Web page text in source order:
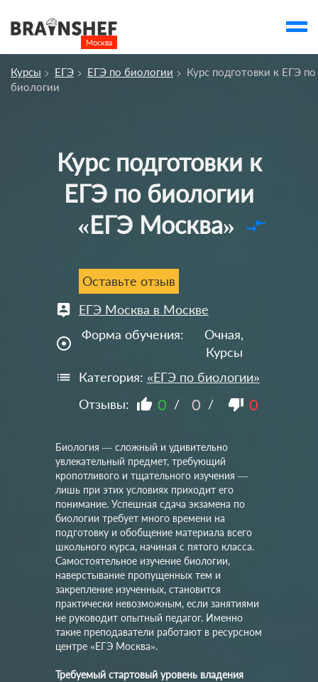
Москва
Посмотреть по России
О компании
Курсы ЕГЭ ЕГЭ по биологии
Курс подготовки к ЕГЭ по
биологии
Курс подготовки к
ЕГЭ по биологии
«ЕГЭ Москва» compare_arrows
ЕГЭ Москва в Москве
adjust
Форма обучения:
Очная,
Курсы
Категория: «ЕГЭ по биологии»
Отзывы:
0 / 0 / 0
Оставьте отзыв
Биология — сложный и удивительно
увлекательный предмет, требующий
кропотливого и тщательного изучения —
лишь при этих условиях приходит его
понимание. Успешная сдача экзамена по
биологии требует много времени на
подготовку и обобщение материала всего
школьного курса, начиная с пятого класса.
Самостоятельное изучение биологии,
наверстывание пропущенных тем и
закрепление изученных, становится
практически невозможным, если занятиями
не руководит опытный педагог. Именно
такие преподаватели работают в ресурсном
центре «ЕГЭ Москва».
Требуемый стартовый уровень владения